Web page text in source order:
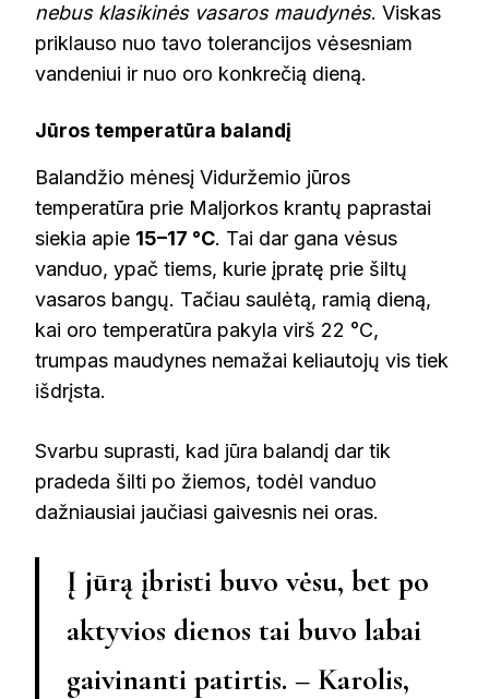
nebus klasikinės vasaros maudynės. Viskas
priklauso nuo tavo tolerancijos vėsesniam
vandeniui ir nuo oro konkrečią dieną.
Jūros temperatūra balandį
Balandžio mėnesį Viduržemio jūros
temperatūra prie Maljorkos krantų paprastai
siekia apie 15–17 °C. Tai dar gana vėsus
vanduo, ypač tiems, kurie įpratę prie šiltų
vasaros bangų. Tačiau saulėtą, ramią dieną,
kai oro temperatūra pakyla virš 22 °C,
trumpas maudynes nemažai keliautojų vis tiek
išdrįsta.
Svarbu suprasti, kad jūra balandį dar tik
pradeda šilti po žiemos, todėl vanduo
dažniausiai jaučiasi gaivesnis nei oras.
Į jūrą įbristi buvo vėsu, bet po
aktyvios dienos tai buvo labai
gaivinanti patirtis. – Karolis,